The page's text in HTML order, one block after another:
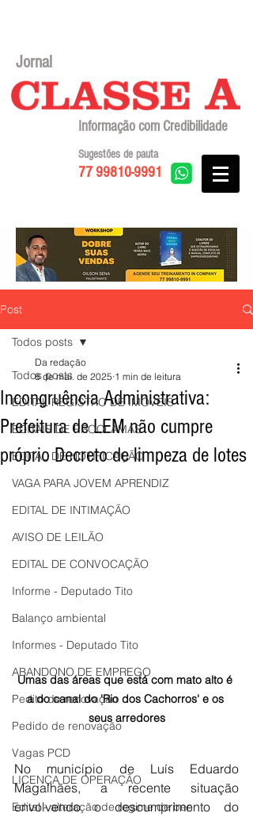
Jornal
Informação com Credibilidade
77 99810-9991
Sugestões de pauta
Post
Todos posts
EDITAL REGISTRO DE IMÓVEIS
EDITAIS DE PROCLAMAS
EDITAL DE NOTIFICAÇÃO
VAGA PARA JOVEM APRENDIZ
EDITAL DE INTIMAÇÃO
AVISO DE LEILÃO
EDITAL DE CONVOCAÇÃO
Informe - Deputado Tito
Balanço ambiental
Informes - Deputado Tito
ABANDONO DE EMPREGO
Pedito de renovação
Pedido de renovação
Vagas PCD
LICENÇA DE OPERAÇÃO
Edital - alteração de regime de ben
Todos posts
Incongruência Administrativa:
Prefeitura de LEM não cumpre
próprio Decreto de limpeza de lotes
Da redação
8 de mai. de 2025 1 min de leitura
Umas das áreas que está com mato alto é
a do canal do 'Rio dos Cachorros' e os
seus arredores
No município de Luís Eduardo
Magalhães, a recente situação
envolvendo o descumprimento do